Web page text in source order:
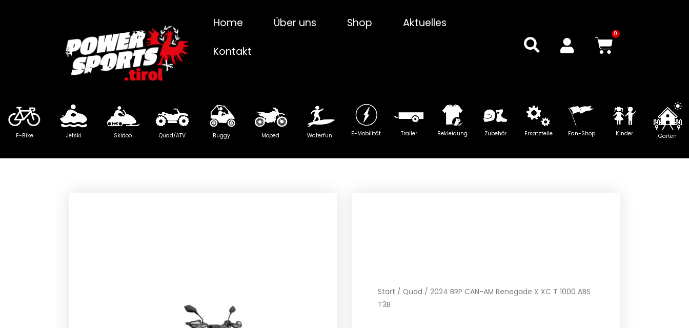
Home Über uns Shop Aktuelles
Kontakt
0
E-Bike Jetski Skidoo Quad/ATV Buggy Moped Waterfun E-Mobilität Trailer Bekleidung Zubehör Ersatzteile Fan-Shop Kinder Garten
Start / Quad / 2024 BRP CAN-AM Renegade X XC T 1000 ABS
T3B